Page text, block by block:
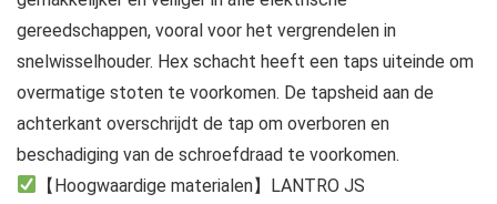
gereedschappen, vooral voor het vergrendelen in
snelwisselhouder. Hex schacht heeft een taps uiteinde om
overmatige stoten te voorkomen. De tapsheid aan de
achterkant overschrijdt de tap om overboren en
beschadiging van de schroefdraad te voorkomen.
【Hoogwaardige materialen】LANTRO JS